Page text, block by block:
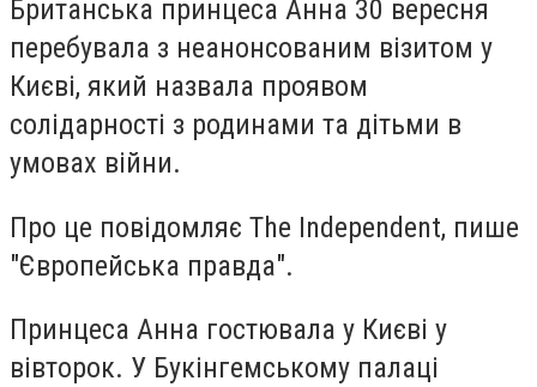
Британська принцеса Анна 30 вересня
перебувала з неанонсованим візитом у
Києві, який назвала проявом
солідарності з родинами та дітьми в
умовах війни.
Про це повідомляє The Independent, пише
"Європейська правда".
Принцеса Анна гостювала у Києві у
вівторок. У Букінгемському палаці